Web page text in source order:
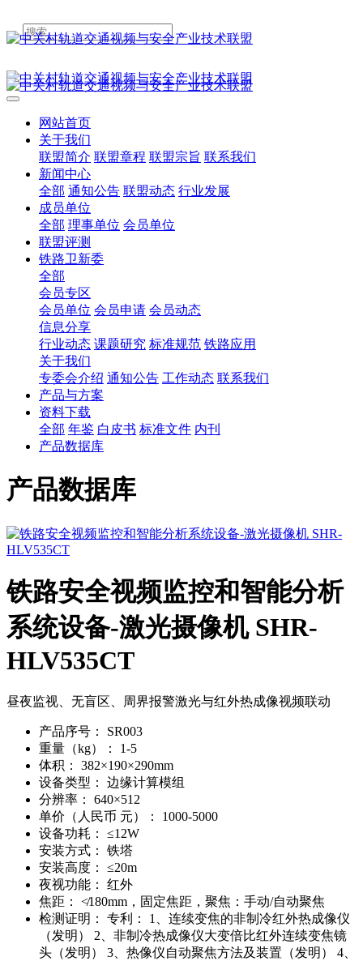
网站首页
关于我们
联盟简介 联盟章程 联盟宗旨 联系我们
新闻中心
全部 通知公告 联盟动态 行业发展
成员单位
全部 理事单位 会员单位
联盟评测
铁路卫新委
全部
会员专区
会员单位 会员申请 会员动态
信息分享
行业动态 课题研究 标准规范 铁路应用
关于我们
专委会介绍 通知公告 工作动态 联系我们
产品与方案
资料下载
全部 年鉴 白皮书 标准文件 内刊
产品数据库
产品数据库
铁路安全视频监控和智能分析
系统设备-激光摄像机 SHR-
HLV535CT
昼夜监视、无盲区、周界报警激光与红外热成像视频联动
产品序号：
SR003
重量（kg）：
1-5
体积：
382×190×290mm
设备类型：
边缘计算模组
分辨率：
640×512
单价（人民币 元）：
1000-5000
设备功耗：
≤12W
安装方式：
铁塔
安装高度：
≤20m
夜视功能：
红外
焦距：
≮180mm，固定焦距，聚焦：手动/自动聚焦
检测证明：
专利： 1、连续变焦的非制冷红外热成像仪
（发明） 2、非制冷热成像仪大变倍比红外连续变焦镜
头（发明） 3、热像仪自动聚焦方法及装置（发明） 4、